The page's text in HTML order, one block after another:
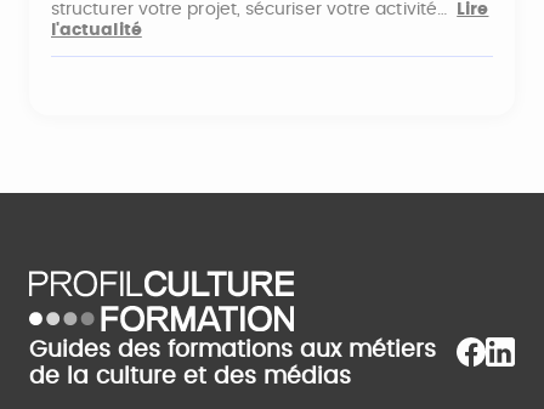
structurer votre projet, sécuriser votre activité…
Lire
l'actualité
Guides des formations aux métiers
de la culture et des médias